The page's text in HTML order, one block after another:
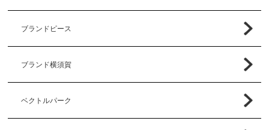
ブランドピース
ブランド横須賀
ベクトルパーク